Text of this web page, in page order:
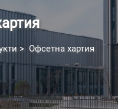
> Офсетна хартия